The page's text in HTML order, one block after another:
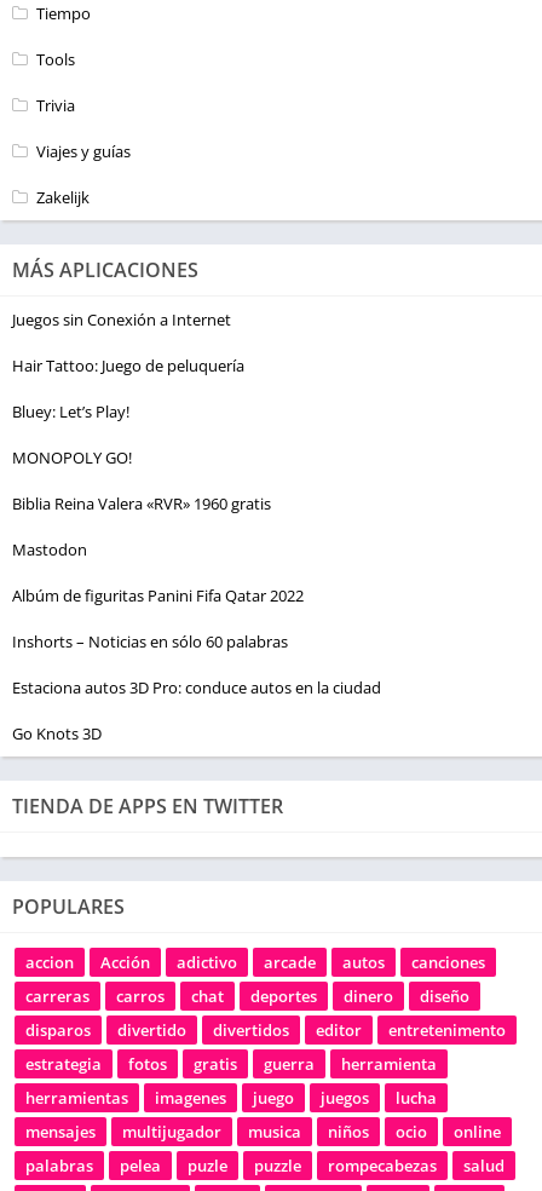
Tiempo
Tools
Trivia
Viajes y guías
Zakelijk
MÁS APLICACIONES
Juegos sin Conexión a Internet
Hair Tattoo: Juego de peluquería
Bluey: Let’s Play!
MONOPOLY GO!
Biblia Reina Valera «RVR» 1960 gratis
Mastodon
Albúm de figuritas Panini Fifa Qatar 2022
Inshorts – Noticias en sólo 60 palabras
Estaciona autos 3D Pro: conduce autos en la ciudad
Go Knots 3D
TIENDA DE APPS EN TWITTER
POPULARES
accion Acción adictivo arcade autos
canciones
carreras
carros chat deportes dinero
diseño
disparos
divertido divertidos editor
entretenimento
estrategia
fotos gratis guerra
herramienta
herramientas
imagenes juego juegos
lucha
mensajes
multijugador musica niños ocio
online
palabras
pelea puzle puzzle rompecabezas
salud